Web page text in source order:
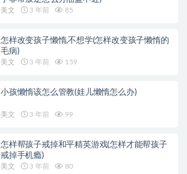
美文 3 年前 85
怎样改变孩子懒惰,不想学(怎样改变孩子懒惰的
毛病)
美文 3 年前 159
小孩懒惰该怎么管教(娃儿懒惰怎么办)
美文 3 年前 99
怎样帮孩子戒掉和平精英游戏(怎样才能帮孩子
戒掉手机瘾)
美文 3 年前 80